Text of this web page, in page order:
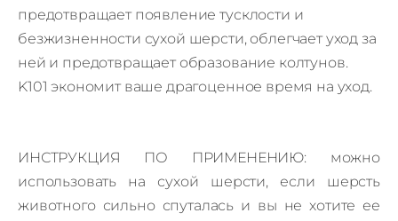
предотвращает появление тусклости и
безжизненности сухой шерсти, облегчает уход за
ней и предотвращает образование колтунов.
K101 экономит ваше драгоценное время на уход.
ИНСТРУКЦИЯ ПО ПРИМЕНЕНИЮ: можно
использовать на сухой шерсти, если шерсть
животного сильно спуталась и вы не хотите ее